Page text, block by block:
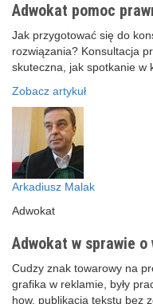
Adwokat pomoc
Jak przygotować się do
rozwiązania? Konsultacja
skuteczna, jak spotkanie w
Zobacz artykuł
Arkadiusz Malak
Adwokat
Adwokat w sprawie
Cudzy znak towarowy na
grafika w reklamie, były
how, publikacja tekstu bez